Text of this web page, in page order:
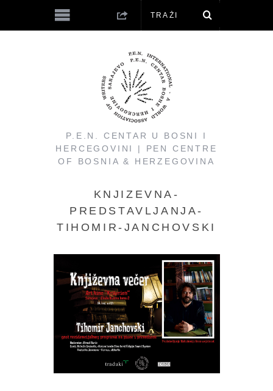
P.E.N. CENTAR U BOSNI I
HERCEGOVINI | PEN CENTRE
OF BOSNIA & HERZEGOVINA
KNJIZEVNA-
PREDSTAVLJANJA-
TIHOMIR-JANCHOVSKI